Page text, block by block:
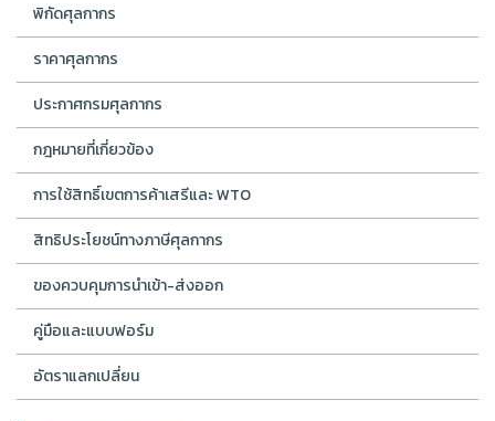
พิกัดศุลกากร
ราคาศุลกากร
ประกาศกรมศุลกากร
กฎหมายที่เกี่ยวข้อง
การใช้สิทธิ์เขตการค้าเสรีและ WTO
สิทธิประโยชน์ทางภาษีศุลกากร
ของควบคุมการนำเข้า-ส่งออก
คู่มือและแบบฟอร์ม
อัตราแลกเปลี่ยน